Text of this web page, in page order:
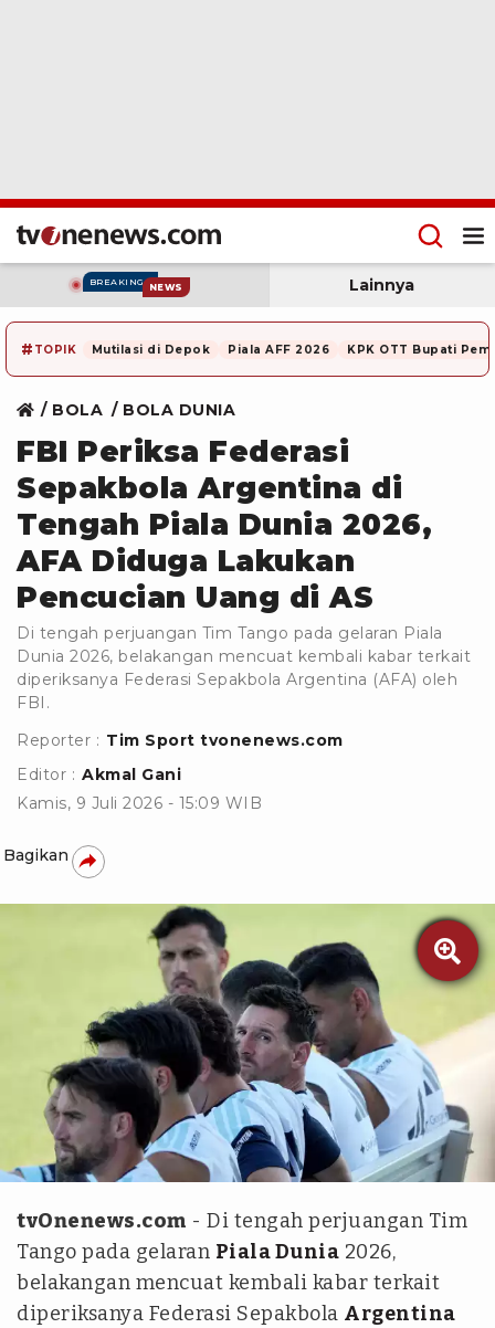
BREAKING NEWS Lainnya
# TOPIK Mutilasi di Depok Piala AFF 2026 KPK OTT Bupati
BOLA BOLA DUNIA
FBI Periksa Federasi
Sepakbola Argentina di
Tengah Piala Dunia 2026,
AFA Diduga Lakukan
Pencucian Uang di AS
Di tengah perjuangan Tim Tango pada gelaran Piala
Dunia 2026, belakangan mencuat kembali kabar terkait
diperiksanya Federasi Sepakbola Argentina (AFA) oleh
FBI.
Reporter : Tim Sport tvonenews.com
Editor : Akmal Gani
Kamis, 9 Juli 2026 - 15:09 WIB
Bagikan

IMAGN IMAGES via Reuters/Denny Medley TPX IMAGES
OF THE DAY
tvOnenews.com - Di tengah perjuangan Tim
Tango pada gelaran Piala Dunia 2026,
belakangan mencuat kembali kabar terkait
diperiksanya Federasi Sepakbola Argentina